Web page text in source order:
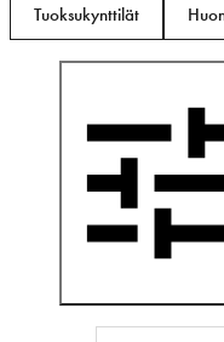
Tuoksukynttilät